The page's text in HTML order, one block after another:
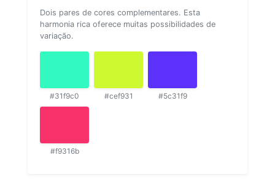
Dois pares de cores complementares. Esta
harmonia rica oferece muitas possibilidades de
variação.
#31f9c0 #cef931 #5c31f9
#f9316b